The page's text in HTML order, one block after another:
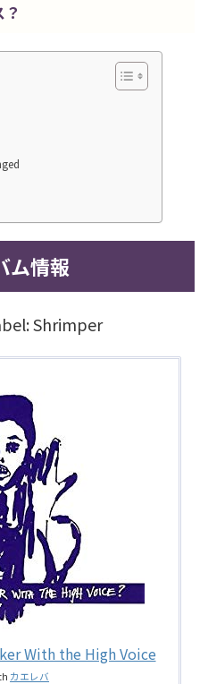
ム情報
Shrimper
With the High Voice
カエレバ